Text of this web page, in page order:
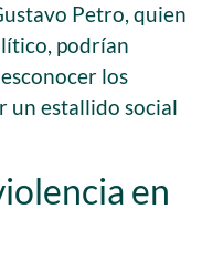
Petro, quien
podrían
los
un estallido social
en